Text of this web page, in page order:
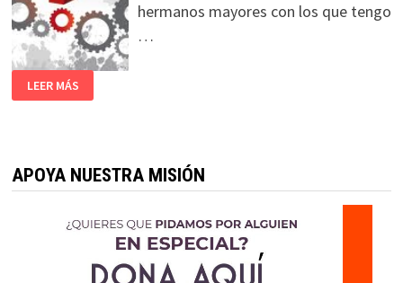
hermanos mayores con los que tengo
…
LEER MÁS
APOYA NUESTRA MISIÓN